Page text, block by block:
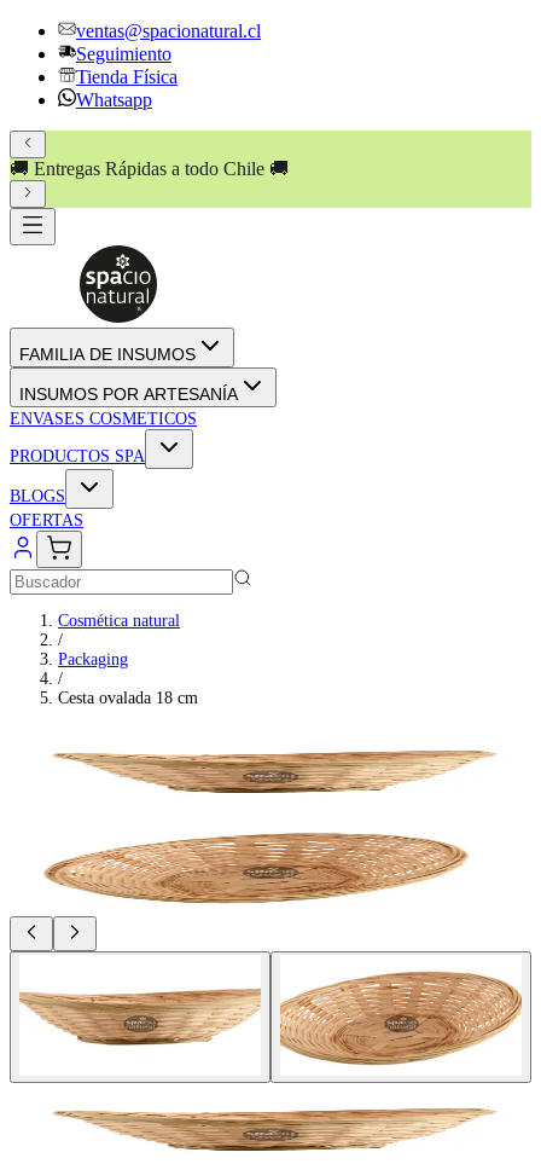
ventas@spacionatural.cl
Seguimiento
Tienda Física
Whatsapp
🚚 Entregas Rápidas a todo Chile 🚚
FAMILIA DE INSUMOS
INSUMOS POR ARTESANÍA
ENVASES COSMETICOS
PRODUCTOS SPA
BLOGS
OFERTAS
Cosmética natural
/
Packaging
/
Cesta ovalada 18 cm